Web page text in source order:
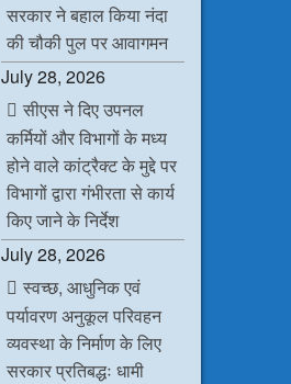
सरकार ने बहाल किया नंदा
की चौकी पुल पर आवागमन
July 28, 2026
सीएस ने दिए उपनल
कर्मियों और विभागों के मध्य
होने वाले कांट्रैक्ट के मुद्दे पर
विभागों द्वारा गंभीरता से कार्य
किए जाने के निर्देश
July 28, 2026
स्वच्छ, आधुनिक एवं
पर्यावरण अनुकूल परिवहन
व्यवस्था के निर्माण के लिए
सरकार प्रतिबद्धः धामी